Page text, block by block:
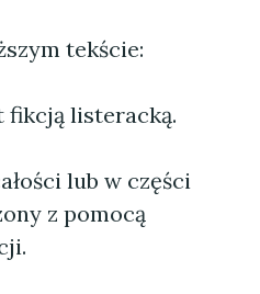
tekście:
fikcją listeracką.
lub w części
z pomocą